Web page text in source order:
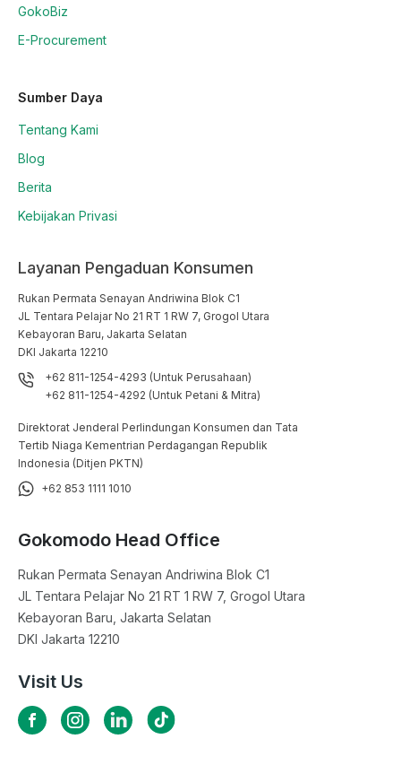
GokoBiz
E-Procurement
Sumber Daya
Tentang Kami
Blog
Berita
Kebijakan Privasi
Layanan Pengaduan Konsumen
Rukan Permata Senayan Andriwina Blok C1
JL Tentara Pelajar No 21 RT 1 RW 7, Grogol Utara
Kebayoran Baru, Jakarta Selatan
DKI Jakarta 12210
+62 811-1254-4293 (Untuk Perusahaan)
+62 811-1254-4292 (Untuk Petani & Mitra)
Direktorat Jenderal Perlindungan Konsumen dan Tata
Tertib Niaga Kementrian Perdagangan Republik
Indonesia (Ditjen PKTN)
+62 853 1111 1010
Gokomodo Head Office
Rukan Permata Senayan Andriwina Blok C1
JL Tentara Pelajar No 21 RT 1 RW 7, Grogol Utara
Kebayoran Baru, Jakarta Selatan
DKI Jakarta 12210
Visit Us